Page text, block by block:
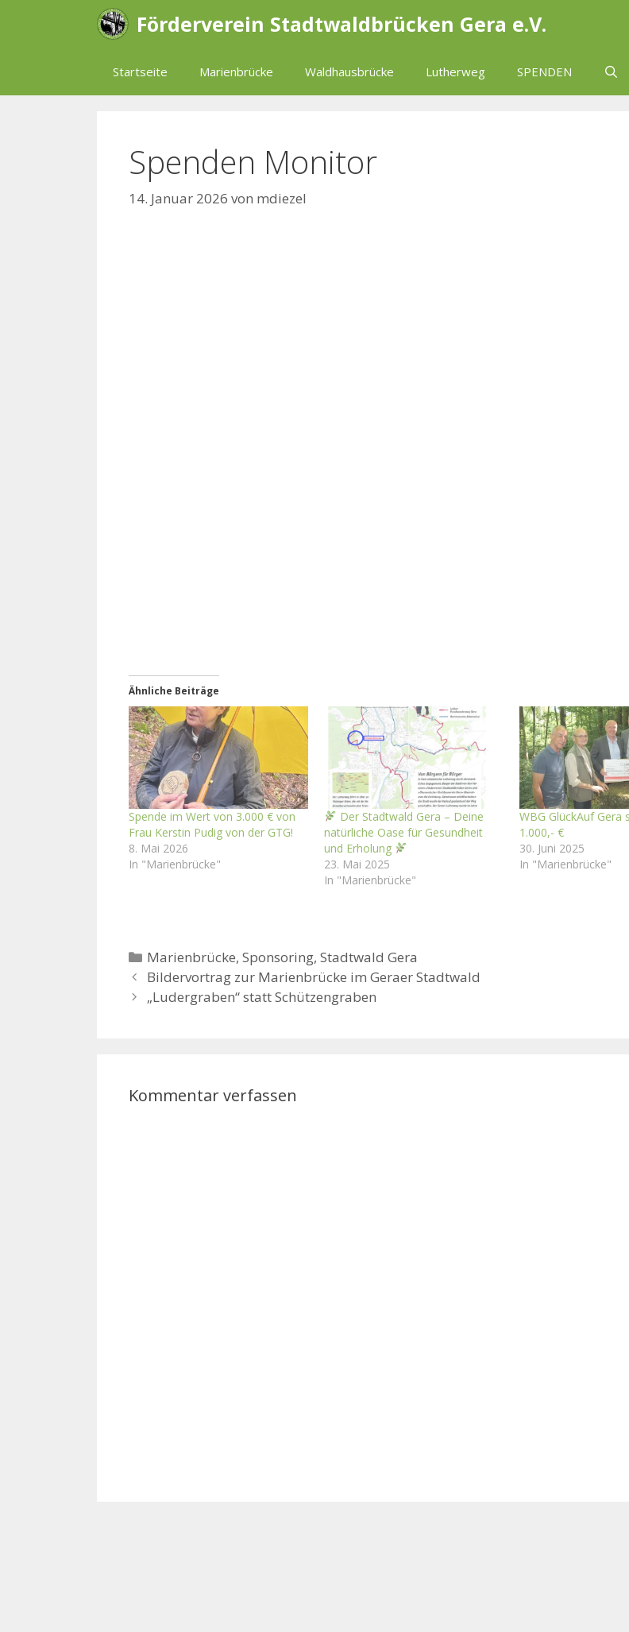
Förderverein Stadtwaldbrücken Gera e.V.
Startseite Marienbrücke Waldhausbrücke Lutherweg SPENDEN
Spenden Monitor
14. Januar 2026 von mdiezel
Ähnliche Beiträge
Spende im Wert von 3.000 € von
Frau Kerstin Pudig von der GTG!
8. Mai 2026
In "Marienbrücke"
Der Stadtwald Gera – Deine
natürliche Oase für Gesundheit
und Erholung
23. Mai 2025
In "Marienbrücke"
WBG GlückAuf Gera
1.000,- €
30. Juni 2025
In "Marienbrücke"
Kategorien
Marienbrücke,Sponsoring,Stadtwald Gera
Bildervortrag zur Marienbrücke im Geraer Stadtwald
„Ludergraben“ statt Schützengraben
Kommentar verfassen